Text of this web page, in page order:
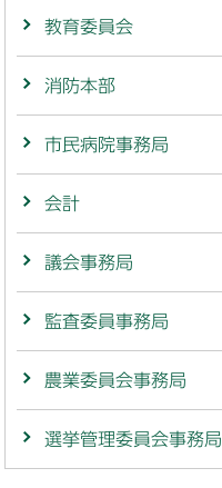
教育委員会
消防本部
市民病院事務局
会計
議会事務局
監査委員事務局
農業委員会事務局
選挙管理委員会事務局